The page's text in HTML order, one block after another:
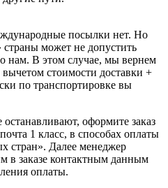
посылки нет. Но
может не допустить
нам. В этом случае, мы вернем
стоимости доставки +
по транспортировке вы
оформите заказ
1 класс, в способах оплаты
стран». Далее менеджер
в заказе контактным данным
оплаты.